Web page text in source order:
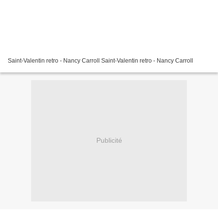
Saint-Valentin retro - Nancy Carroll Saint-Valentin retro - Nancy Carroll
Publicité